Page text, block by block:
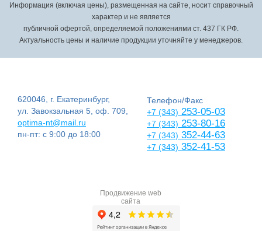
Информация (включая цены), размещенная на сайте, носит справочный
характер и не является
публичной офертой, определяемой положениями ст. 437 ГК РФ.
Актуальность цены и наличие продукции уточняйте у менеджеров.
620046, г. Екатеринбург,
ул. Завокзальная 5, оф. 709,
optima-nt@mail.ru
пн-пт: с 9:00 до 18:00
Телефон/Факс
+7 (343) 253-05-03
+7 (343) 253-80-16
+7 (343) 352-44-63
+7 (343) 352-41-53
Продвижение web
сайта